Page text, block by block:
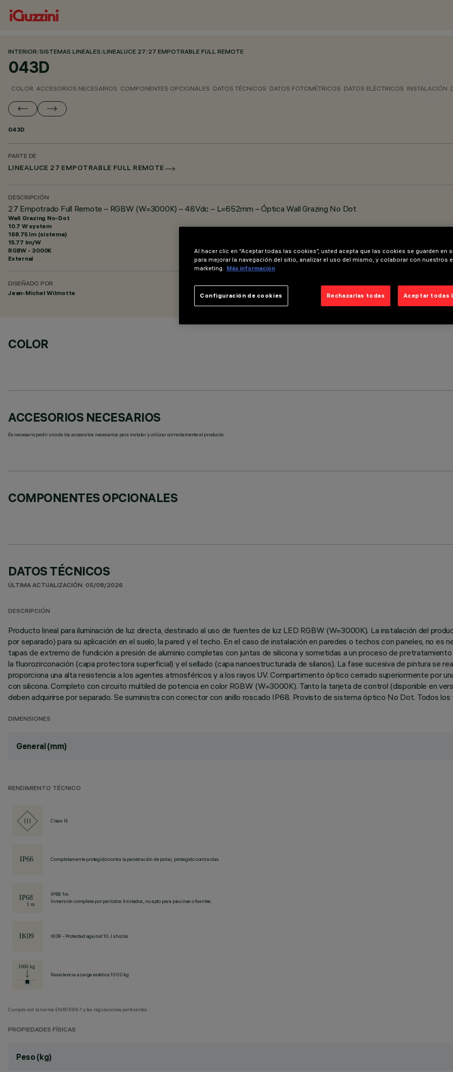
INTERIOR/SISTEMAS LINEALES/LINEALUCE 27/27 EMPOTRABLE FULL REMOTE
043D
COLOR ACCESORIOS NECESARIOS COMPONENTES OPCIONALES DATOS TÉCNICOS DATOS FOTOMÉTRICOS DATOS ELÉCTRICOS INSTALACIÓN
043D
PARTE DE
LINEALUCE 27 EMPOTRABLE FULL REMOTE
DESCRIPCIÓN
27 Empotrado Full Remote – RGBW (W=3000K) – 48Vdc – L=652mm – Óptica Wall Grazing No Dot
Wall Grazing No-Dot
10.7 W system
168.75 lm (sistema)
15.77 lm/W
RGBW - 3000K
External
DISEÑADO POR
Jean-Michel Wilmotte
COLOR
ACCESORIOS NECESARIOS
Es necesario pedir uno de los accesorios necesarios para instalar y utilizar correctamente el producto:
COMPONENTES OPCIONALES
DATOS TÉCNICOS
ÚLTIMA ACTUALIZACIÓN: 05/08/2026
DESCRIPCIÓN
Producto lineal para iluminación de luz directa, destinado al uso de fuentes de luz LED RGBW (W=3000K). La instalación del
por separado) para su aplicación en el suelo, la pared y el techo. En el caso de instalación en paredes o techos con paneles, no es
tapas de extremo de fundición a presión de aluminio completas con juntas de silicona y sometidas a un proceso de
la fluorozirconación (capa protectora superficial) y el sellado (capa nanoestructurada de silanos). La fase sucesiva de pintura se
proporciona una alta resistencia a los agentes atmosféricos y a los rayos UV. Compartimento óptico cerrado superiormente por
con silicona. Completo con circuito multiled de potencia en color RGBW (W=3000K). Tanto la tarjeta de control (disponible en
deben adquirirse por separado. Se suministra con conector con anillo roscado IP68. Provisto de sistema óptico No Dot. Todos
DIMENSIONES
General (mm)
RENDIMIENTO TÉCNICO
Class III
Completamente protegido contra la penetración de polvo, protegido contra olas.
IP68 1m
Inmersión completa por períodos limitados, no apto para piscinas o fuentes.
IK09 - Protected against 10 J shocks
Resistencia a carga estática 1000 kg
Cumple con la norma EN60598-1 y las regulaciones pertinentes.
PROPIEDADES FÍSICAS
Peso (kg)
Al hacer clic en “Aceptar todas las cookies”, usted acepta que las cookies se guarden en
para mejorar la navegación del sitio, analizar el uso del mismo, y colaborar con nuestros
marketing. Más información
Rechazarlas todas Aceptar todas
Configuración de cookies